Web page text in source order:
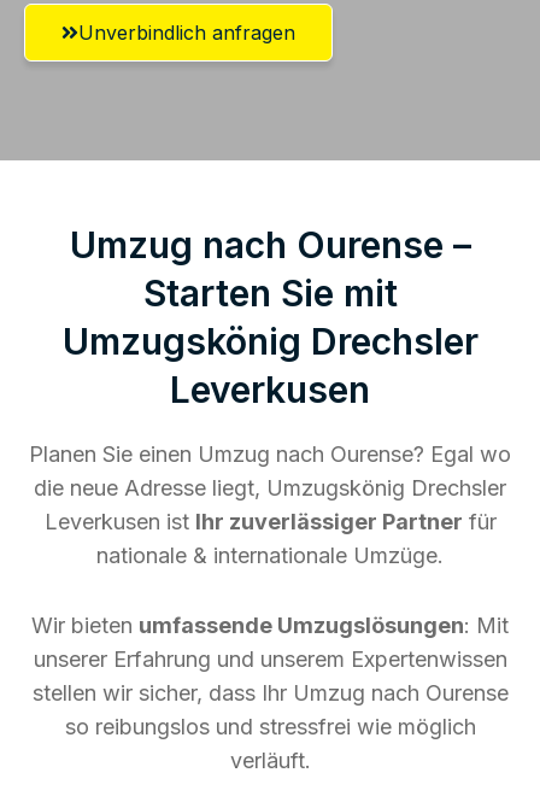
Unverbindlich anfragen
Umzug nach Ourense –
Starten Sie mit
Umzugskönig Drechsler
Leverkusen
Planen Sie einen Umzug nach Ourense? Egal wo
die neue Adresse liegt, Umzugskönig Drechsler
Leverkusen ist Ihr zuverlässiger Partner für
nationale & internationale Umzüge.
Wir bieten umfassende Umzugslösungen: Mit
unserer Erfahrung und unserem Expertenwissen
stellen wir sicher, dass Ihr Umzug nach Ourense
so reibungslos und stressfrei wie möglich
verläuft.